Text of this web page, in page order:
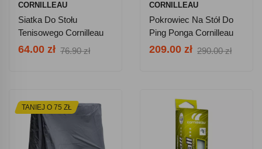
CORNILLEAU
Siatka Do Stołu
Tenisowego Cornilleau
COMPETITION
64.00 zł 76.90 zł
CORNILLEAU
Pokrowiec Na Stół Do
Ping Ponga Cornilleau
SPORT 201900
209.00 zł 290.00 zł
TANIEJ O 75 ZŁ